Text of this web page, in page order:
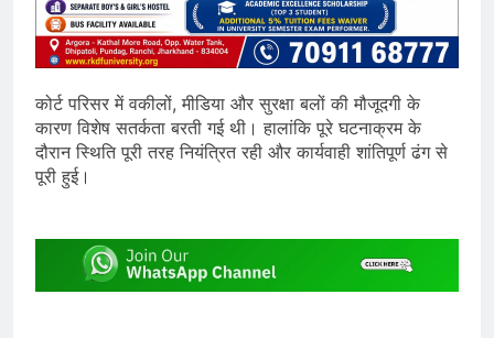
कोर्ट परिसर में वकीलों, मीडिया और सुरक्षा बलों की मौजूदगी के
कारण विशेष सतर्कता बरती गई थी। हालांकि पूरे घटनाक्रम के
दौरान स्थिति पूरी तरह नियंत्रित रही और कार्यवाही शांतिपूर्ण ढंग से
पूरी हुई।